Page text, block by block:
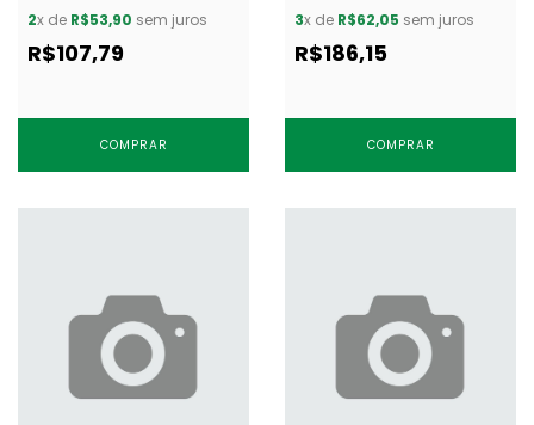
2x de R$53,90 sem juros
R$107,79
COMPRAR
3x de R$62,05 sem juros
R$186,15
COMPRAR